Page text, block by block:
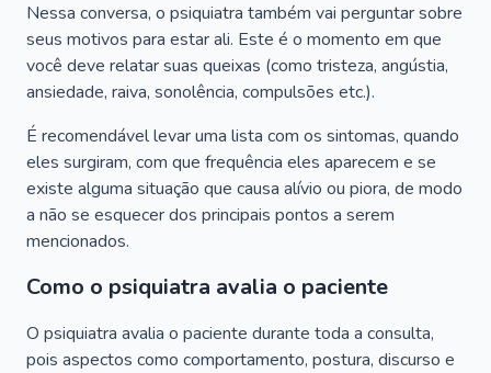
Nessa conversa, o psiquiatra também vai perguntar sobre
seus motivos para estar ali. Este é o momento em que
você deve relatar suas queixas (como tristeza, angústia,
ansiedade, raiva, sonolência, compulsões etc.).
É recomendável levar uma lista com os sintomas, quando
eles surgiram, com que frequência eles aparecem e se
existe alguma situação que causa alívio ou piora, de modo
a não se esquecer dos principais pontos a serem
mencionados.
Como o psiquiatra avalia o paciente
O psiquiatra avalia o paciente durante toda a consulta,
pois aspectos como comportamento, postura, discurso e